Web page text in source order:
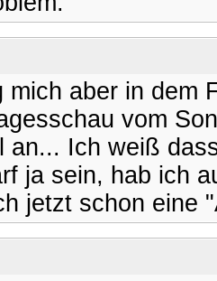
mich aber in dem
vom
an... Ich weiß
ja sein, hab ich
jetzt schon eine